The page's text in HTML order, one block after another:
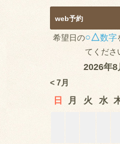
web予約
希望日の○△数字
てくださ
2026年8
< 7月
日 月 火 水